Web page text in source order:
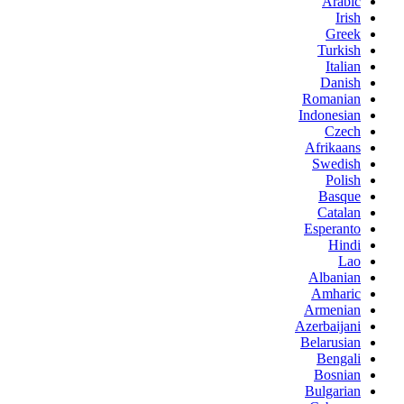
Irish
Greek
Turkish
Italian
Danish
Romanian
Indonesian
Czech
Afrikaans
Swedish
Polish
Basque
Catalan
Esperanto
Hindi
Lao
Albanian
Amharic
Armenian
Azerbaijani
Belarusian
Bengali
Bosnian
Bulgarian